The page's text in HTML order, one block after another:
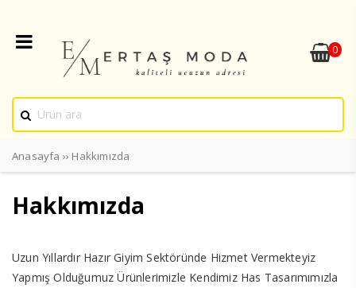
0
Anasayfa ›› Hakkımızda
Hakkımızda
Uzun Yıllardır Hazır Giyim Sektöründe Hizmet Vermekteyiz
Yapmış Olduğumuz Ürünlerimizle Kendimiz Has Tasarımımızla